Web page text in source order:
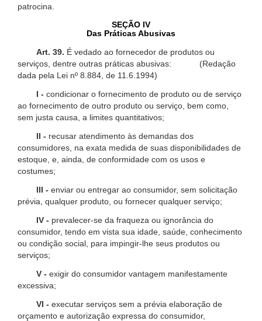
patrocina.
SEÇÃO IV
Das Práticas Abusivas
Art. 39. É vedado ao fornecedor de produtos ou
serviços, dentre outras práticas abusivas: (Redação
dada pela Lei nº 8.884, de 11.6.1994)
I - condicionar o fornecimento de produto ou de serviço
ao fornecimento de outro produto ou serviço, bem como,
sem justa causa, a limites quantitativos;
II - recusar atendimento às demandas dos
consumidores, na exata medida de suas disponibilidades de
estoque, e, ainda, de conformidade com os usos e
costumes;
III - enviar ou entregar ao consumidor, sem solicitação
prévia, qualquer produto, ou fornecer qualquer serviço;
IV - prevalecer-se da fraqueza ou ignorância do
consumidor, tendo em vista sua idade, saúde, conhecimento
ou condição social, para impingir-lhe seus produtos ou
serviços;
V - exigir do consumidor vantagem manifestamente
excessiva;
VI - executar serviços sem a prévia elaboração de
orçamento e autorização expressa do consumidor,